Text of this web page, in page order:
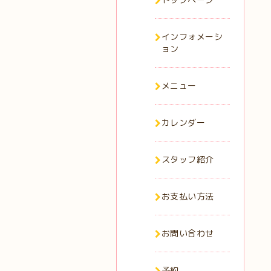
インフォメーシ
ョン
メニュー
カレンダー
スタッフ紹介
お支払い方法
お問い合わせ